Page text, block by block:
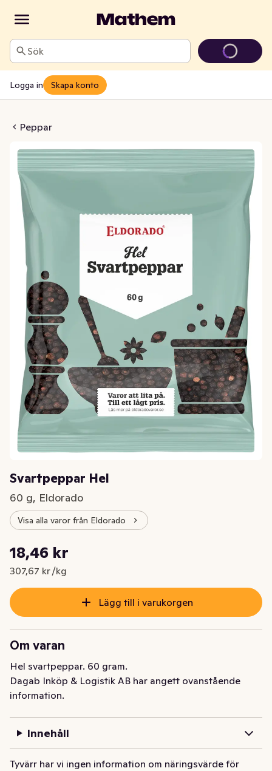
Sök
Logga in Skapa konto
Peppar
Hel
Svartpeppar Hel
60 g, Eldorado
Visa alla varor från Eldorado
Nuvarande pris är: 18,46 kr
18,46 kr
307,67 kr /kg
Styckpris: 307,67 kr /kg
Lägg till i varukorgen
Om varan
Hel svartpeppar. 60 gram.
Dagab Inköp & Logistik AB har angett ovanstående
information.
Innehåll
Tyvärr har vi ingen information om näringsvärde för